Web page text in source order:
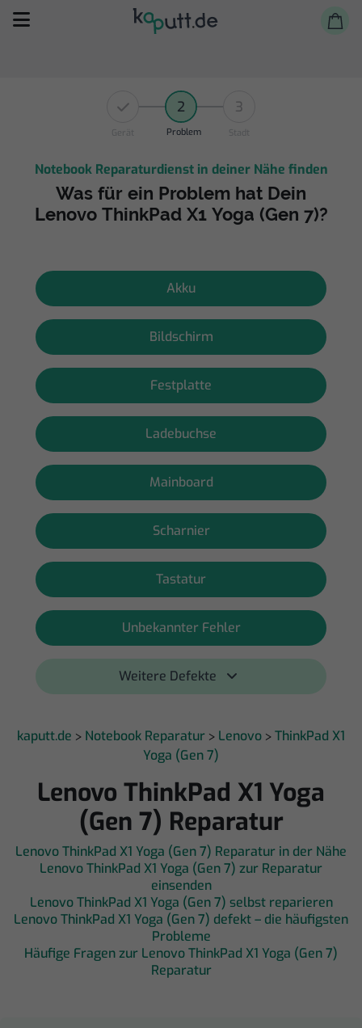
Selbst reparieren
Reparieren lassen
Shop
2
Problem
3
Notebook Reparaturdienst in deiner Nähe finden
Was für ein Problem hat Dein
Lenovo ThinkPad X1 Yoga (Gen 7)?
Akku
Bildschirm
Festplatte
Ladebuchse
Mainboard
Scharnier
Tastatur
Unbekannter Fehler
Weitere Defekte
kaputt.de > Notebook Reparatur > Lenovo > ThinkPad X1
Yoga (Gen 7)
Lenovo ThinkPad X1 Yoga
(Gen 7) Reparatur
Lenovo ThinkPad X1 Yoga (Gen 7) Reparatur in der Nähe
Lenovo ThinkPad X1 Yoga (Gen 7) zur Reparatur
einsenden
Lenovo ThinkPad X1 Yoga (Gen 7) selbst reparieren
Lenovo ThinkPad X1 Yoga (Gen 7) defekt – die häufigsten
Probleme
Häufige Fragen zur Lenovo ThinkPad X1 Yoga (Gen 7)
Reparatur